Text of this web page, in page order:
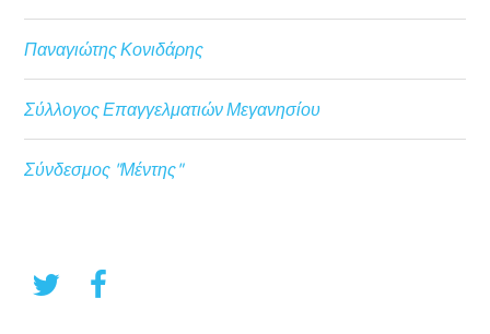
Παναγιώτης Κονιδάρης
Σύλλογος Επαγγελματιών Μεγανησίου
Σύνδεσμος "Μέντης"